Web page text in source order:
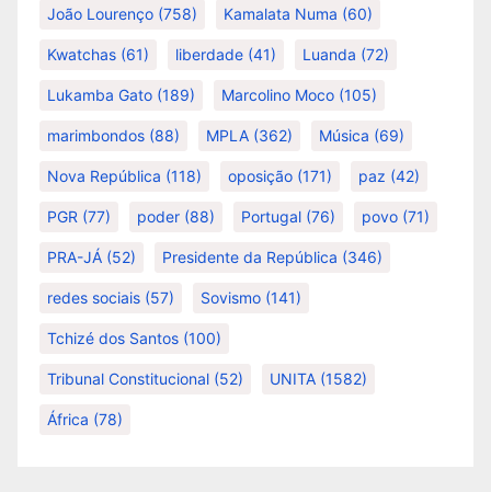
João Lourenço (758) Kamalata Numa (60)
Kwatchas (61) liberdade (41) Luanda (72)
Lukamba Gato (189) Marcolino Moco (105)
marimbondos (88) MPLA (362) Música (69)
Nova República (118) oposição (171) paz (42)
PGR (77) poder (88) Portugal (76) povo (71)
PRA-JÁ (52) Presidente da República (346)
redes sociais (57) Sovismo (141)
Tchizé dos Santos (100)
Tribunal Constitucional (52) UNITA (1582)
África (78)